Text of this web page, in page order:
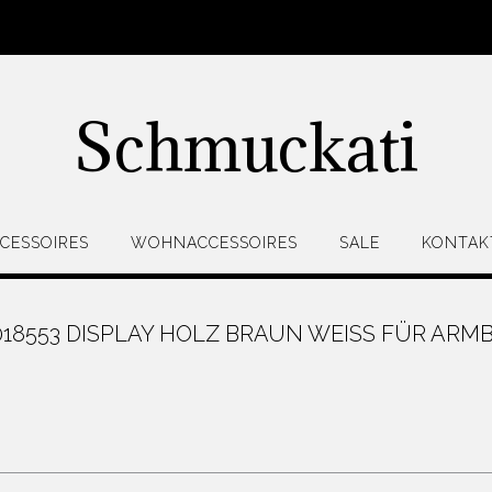
Schmuckati
WOHNACCESSOIRES SALE
DISPLAY HOLZ BRAUN WEISS FÜR